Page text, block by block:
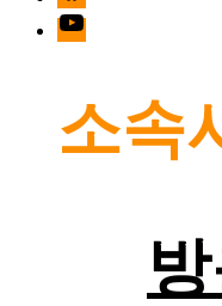
Youtube
소속